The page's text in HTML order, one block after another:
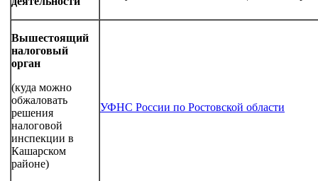
Вышестоящий
налоговый
орган
(куда можно
обжаловать
решения
налоговой
инспекции в
Кашарском
районе)
УФНС России по Ростовской области